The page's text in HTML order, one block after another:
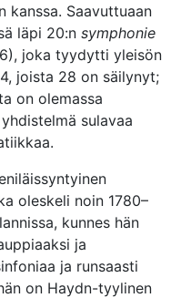
kanssa. Saavuttuaan
läpi 20:n symphonie
joka tyydytti yleisön
joista 28 on säilynyt;
on olemassa
sulavaa
oleskeli noin 1780–
kunnes hän
ja
ja runsaasti
on Haydn-tyylinen